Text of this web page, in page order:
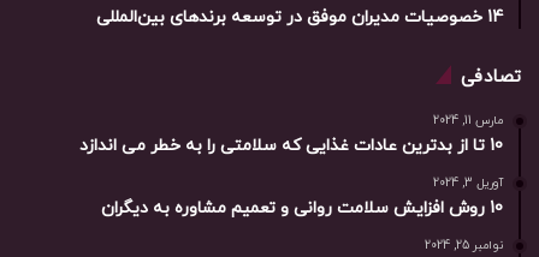
14 خصوصیات مدیران موفق در توسعه برندهای بین‌المللی
تصادفی
مارس 11, 2024
10 تا از بدترین عادات غذایی که سلامتی را به خطر می اندازد
آوریل 3, 2024
10 روش افزایش سلامت روانی و تعمیم مشاوره به دیگران
نوامبر 25, 2024